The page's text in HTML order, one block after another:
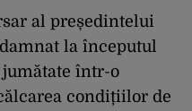
al președintelui
la începutul
într-o
condițiilor de